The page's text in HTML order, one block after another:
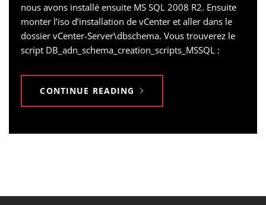
nous avons installé ensuite MS SQL 2008 R2. Ensuite
monter l’iso d’installation de vCenter et aller dans le
dossier vCenter-Server\dbschema. Vous trouverez le
script DB_adn_schema_creation_scripts_MSSQL :
CONTINUE READING